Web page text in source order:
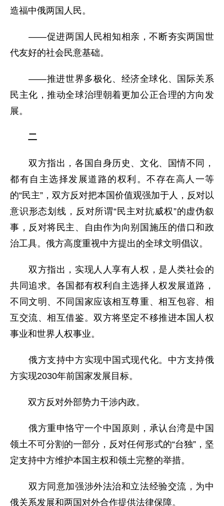
造福中俄两国人民。
——促进两国人民相知相亲，不断夯实两国世
代友好的社会民意基础。
——推进世界多极化、经济全球化、国际关系
民主化，推动全球治理朝着更加公正合理的方向发
展。
二
双方指出，各国自身历史、文化、国情不同，
都有自主选择发展道路的权利。不存在高人一等
的“民主”，双方反对把本国价值观强加于人，反对以
意识形态划线，反对所谓“民主对抗威权”的虚伪叙
事，反对将民主、自由作为向别国施压的借口和政
治工具。俄方高度重视中方提出的全球文明倡议。
双方指出，实现人人享有人权，是人类社会的
共同追求。各国都有权利自主选择人权发展道路，
不同文明、不同国家应该相互尊重、相互包容、相
互交流、相互借鉴。双方将坚定不移推进本国人权
事业和世界人权事业。
俄方支持中方实现中国式现代化。中方支持俄
方实现2030年前国家发展目标。
双方反对外部势力干涉内政。
俄方重申恪守一个中国原则，承认台湾是中国
领土不可分割的一部分，反对任何形式的“台独”，坚
定支持中方维护本国主权和领土完整的举措。
双方同意加强涉外法治和立法经验交流，为中
俄关系发展和两国对外合作提供法律保障。